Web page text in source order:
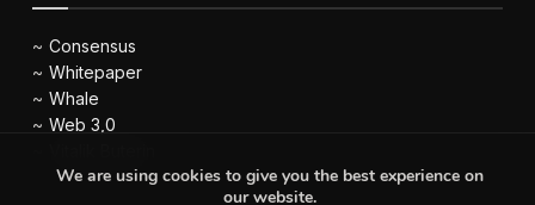
Consensus
Whitepaper
Whale
Web 3,0
We are using cookies to give you the best experience on
our website.